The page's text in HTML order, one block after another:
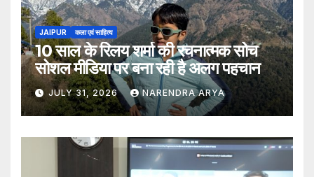
JAIPUR कला एवं साहित्य
10 साल के रिलय शर्मा की रचनात्मक सोच
सोशल मीडिया पर बना रही है अलग पहचान
JULY 31, 2026 NARENDRA ARYA